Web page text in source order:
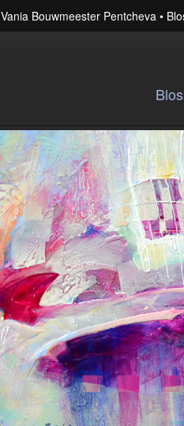
Vania Bouwmeester Pentcheva